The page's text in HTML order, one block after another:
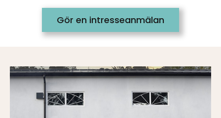
Gör en intresseanmälan